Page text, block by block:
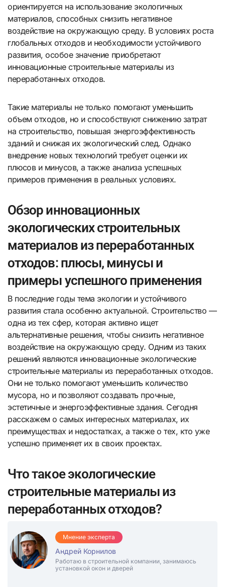
ориентируется на использование экологичных
материалов, способных снизить негативное
воздействие на окружающую среду. В условиях роста
глобальных отходов и необходимости устойчивого
развития, особое значение приобретают
инновационные строительные материалы из
переработанных отходов.
Такие материалы не только помогают уменьшить
объем отходов, но и способствуют снижению затрат
на строительство, повышая энергоэффективность
зданий и снижая их экологический след. Однако
внедрение новых технологий требует оценки их
плюсов и минусов, а также анализа успешных
примеров применения в реальных условиях.
Обзор инновационных
экологических строительных
материалов из переработанных
отходов: плюсы, минусы и
примеры успешного применения
В последние годы тема экологии и устойчивого
развития стала особенно актуальной. Строительство —
одна из тех сфер, которая активно ищет
альтернативные решения, чтобы снизить негативное
воздействие на окружающую среду. Одним из таких
решений являются инновационные экологические
строительные материалы из переработанных отходов.
Они не только помогают уменьшить количество
мусора, но и позволяют создавать прочные,
эстетичные и энергоэффективные здания. Сегодня
расскажем о самых интересных материалах, их
преимуществах и недостатках, а также о тех, кто уже
успешно применяет их в своих проектах.
Что такое экологические
строительные материалы из
переработанных отходов?
Мнение эксперта
Андрей Корнилов
Работаю в строительной компании, занимаюсь
установкой окон и дверей